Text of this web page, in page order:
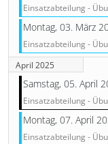
Einsatzabteilung -
Montag, 03. März
Einsatzabteilung -
April 2025
Samstag, 05. April
Einsatzabteilung -
Montag, 07. April
Einsatzabteilung -